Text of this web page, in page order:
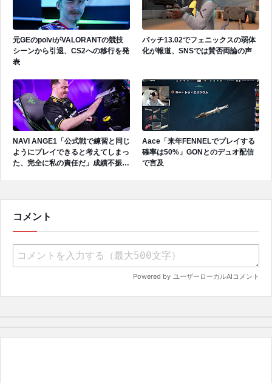
元GEのpolviがVALORANTの競技
シーンから引退、CS2への移行を発
表
パッチ13.02でフェニックスの弱体
化が報道、SNSでは賛否両論の声
NAVI ANGE1「公式戦で練習と同じ
ようにプレイできると考えてしまっ
た、完全に私の責任だ」成績不振を
Aace「来年FENNELでプレイする
確率は50%」GONとのデュオ配信
で言及
コメント